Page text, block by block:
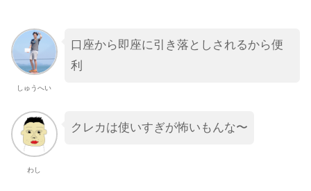
しゅうへい
口座から即座に引き落としされるから便
利
わし
クレカは使いすぎが怖いもんな〜